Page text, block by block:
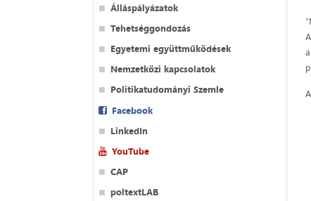
Álláspályázatok
Tehetséggondozás
Egyetemi együttműködések
Nemzetközi kapcsolatok
Politikatudományi Szemle
Facebook
LinkedIn
YouTube
CAP
poltextLAB